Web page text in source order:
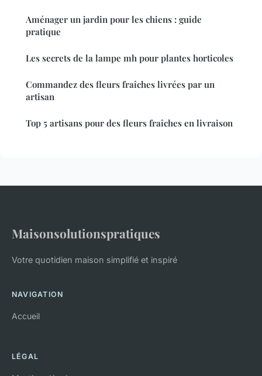
Aménager un jardin pour les chiens : guide
pratique
Les secrets de la lampe mh pour plantes horticoles
Commandez des fleurs fraîches livrées par un
artisan
Top 5 artisans pour des fleurs fraîches en livraison
Maisonsolutionspratiques
Votre quotidien maison simplifié et inspiré
NAVIGATION
Accueil
LÉGAL